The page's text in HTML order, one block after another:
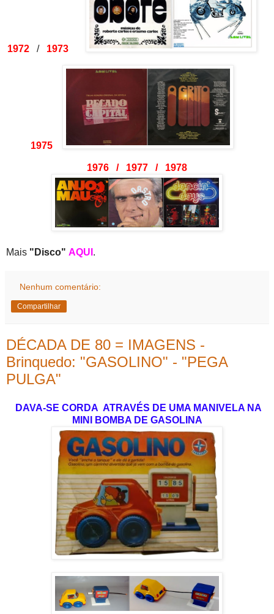
1972 / 1973
1975
1976 / 1977 / 1978
Mais "Disco" AQUI .
Nenhum comentário:
Compartilhar
DÉCADA DE 80 = IMAGENS -
Brinquedo: "GASOLINO" - "PEGA
PULGA"
DAVA-SE CORDA ATRAVÉS DE UMA MANIVELA NA
MINI BOMBA DE GASOLINA